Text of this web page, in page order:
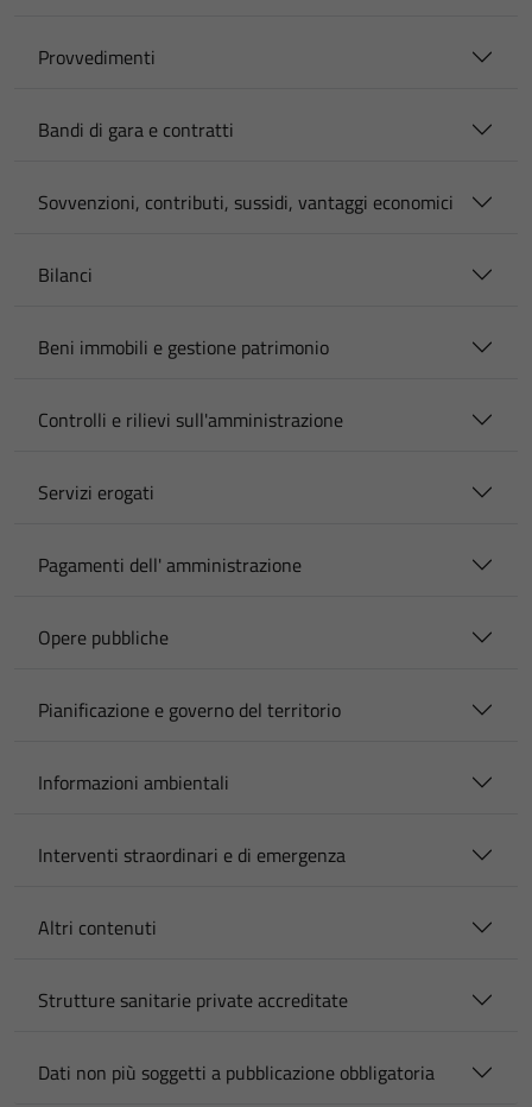
Provvedimenti
Bandi di gara e contratti
Sovvenzioni, contributi, sussidi, vantaggi economici
Bilanci
Beni immobili e gestione patrimonio
Controlli e rilievi sull'amministrazione
Servizi erogati
Pagamenti dell' amministrazione
Opere pubbliche
Pianificazione e governo del territorio
Informazioni ambientali
Interventi straordinari e di emergenza
Altri contenuti
Strutture sanitarie private accreditate
Dati non più soggetti a pubblicazione obbligatoria